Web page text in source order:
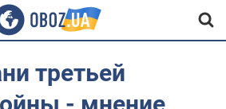
третьей